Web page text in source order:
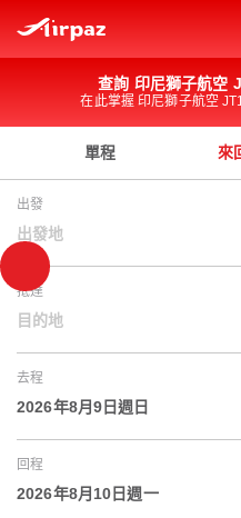
查詢 印尼獅子航空
在此掌握 印尼獅子航空
單程 來
出發
出發地
抵達
目的地
去程
2026年8月9日週日
回程
2026年8月10日週一